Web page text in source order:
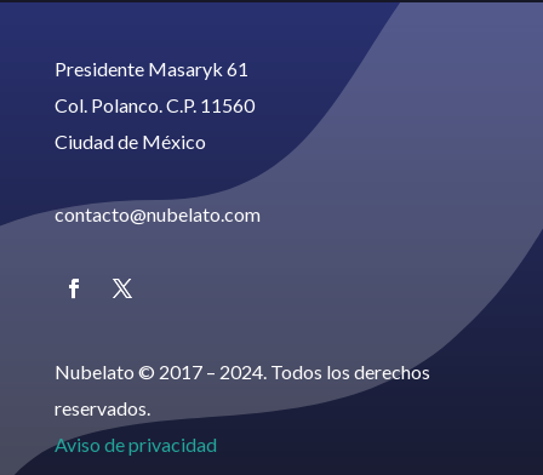
Presidente Masaryk 61
Col. Polanco. C.P. 11560
Ciudad de México
contacto@nubelato.com
Nubelato © 2017 – 2024. Todos los derechos
reservados.
Aviso de privacidad